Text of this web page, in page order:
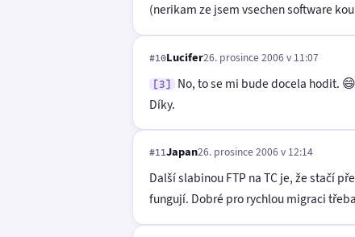
(nerikam ze jsem vsechen software
#10Lucifer26. prosince 2006 v 11:07
[3]
No, to se mi bude docela hodit. 😄
Díky.
#11Japan26. prosince 2006 v 12:14
Další slabinou FTP na TC je, že stačí
fungují. Dobré pro rychlou migraci